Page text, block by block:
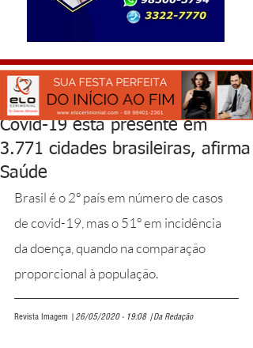
Covid-19 está presente em
3.771 cidades brasileiras, afirma
Saúde
Brasil é o 2º país em número de casos
de covid-19, mas o 51º em incidência
da doença, quando na comparação
proporcional à população.
Revista Imagem |26/05/2020 - 19:08 |Da Redação